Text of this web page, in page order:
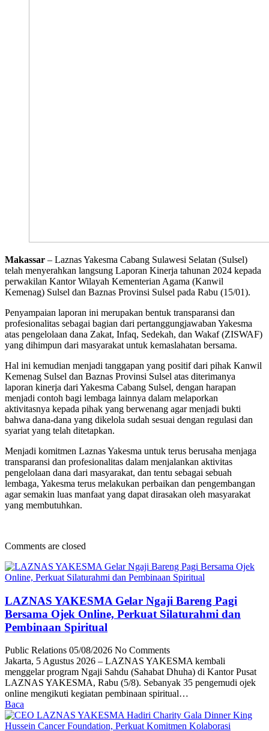
Makassar – Laznas Yakesma Cabang Sulawesi Selatan (Sulsel)
telah menyerahkan langsung Laporan Kinerja tahunan 2024 kepada
perwakilan Kantor Wilayah Kementerian Agama (Kanwil
Kemenag) Sulsel dan Baznas Provinsi Sulsel pada Rabu (15/01).
Penyampaian laporan ini merupakan bentuk transparansi dan
profesionalitas sebagai bagian dari pertanggungjawaban Yakesma
atas pengelolaan dana Zakat, Infaq, Sedekah, dan Wakaf (ZISWAF)
yang dihimpun dari masyarakat untuk kemaslahatan bersama.
Hal ini kemudian menjadi tanggapan yang positif dari pihak Kanwil
Kemenag Sulsel dan Baznas Provinsi Sulsel atas diterimanya
laporan kinerja dari Yakesma Cabang Sulsel, dengan harapan
menjadi contoh bagi lembaga lainnya dalam melaporkan
aktivitasnya kepada pihak yang berwenang agar menjadi bukti
bahwa dana-dana yang dikelola sudah sesuai dengan regulasi dan
syariat yang telah ditetapkan.
Menjadi komitmen Laznas Yakesma untuk terus berusaha menjaga
transparansi dan profesionalitas dalam menjalankan aktivitas
pengelolaan dana dari masyarakat, dan tentu sebagai sebuah
lembaga, Yakesma terus melakukan perbaikan dan pengembangan
agar semakin luas manfaat yang dapat dirasakan oleh masyarakat
yang membutuhkan.
Comments are closed
LAZNAS YAKESMA Gelar Ngaji Bareng Pagi
Bersama Ojek Online, Perkuat Silaturahmi dan
Pembinaan Spiritual
Public Relations 05/08/2026 No Comments
Jakarta, 5 Agustus 2026 – LAZNAS YAKESMA kembali
menggelar program Ngaji Sahdu (Sahabat Dhuha) di Kantor Pusat
LAZNAS YAKESMA, Rabu (5/8). Sebanyak 35 pengemudi ojek
online mengikuti kegiatan pembinaan spiritual…
Baca